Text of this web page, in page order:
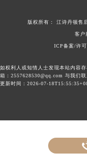
版权所有： 江诗丹顿售
客户
ICP备案/许
如权利人或知情人士发现本站内容
箱：2557628530@qq.com 与我们
更新时间：2026-07-